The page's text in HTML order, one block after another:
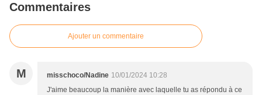
Commentaires
Ajouter un commentaire
M misschoco/Nadine 10/01/2024 10:28
J'aime beaucoup la manière avec laquelle tu as répondu à ce